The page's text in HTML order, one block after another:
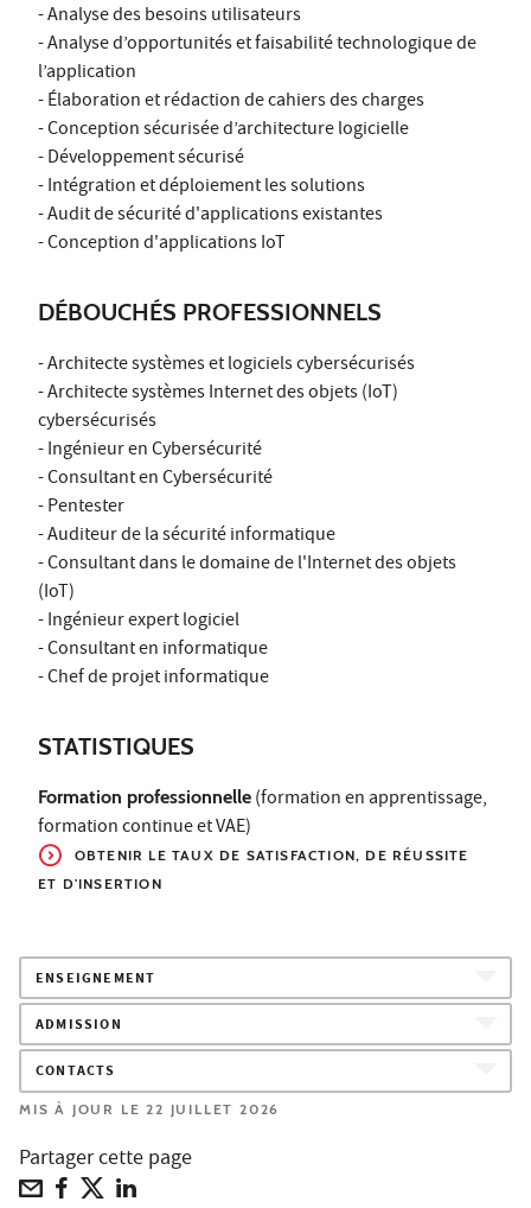
- Analyse des besoins utilisateurs
- Analyse d’opportunités et faisabilité technologique de
l’application
- Élaboration et rédaction de cahiers des charges
- Conception sécurisée d’architecture logicielle
- Développement sécurisé
- Intégration et déploiement les solutions
- Audit de sécurité d'applications existantes
- Conception d'applications IoT
DÉBOUCHÉS PROFESSIONNELS
- Architecte systèmes et logiciels cybersécurisés
- Architecte systèmes Internet des objets (IoT)
cybersécurisés
- Ingénieur en Cybersécurité
- Consultant en Cybersécurité
- Pentester
- Auditeur de la sécurité informatique
- Consultant dans le domaine de l'Internet des objets
(IoT)
- Ingénieur expert logiciel
- Consultant en informatique
- Chef de projet informatique
STATISTIQUES
Formation professionnelle (formation en apprentissage,
formation continue et VAE)
OBTENIR LE TAUX DE SATISFACTION, DE RÉUSSITE
ET D'INSERTION
ENSEIGNEMENT
ADMISSION
CONTACTS
MIS À JOUR LE 22 JUILLET 2026
Partager cette page